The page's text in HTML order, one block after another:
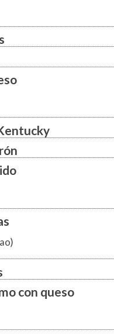
con queso